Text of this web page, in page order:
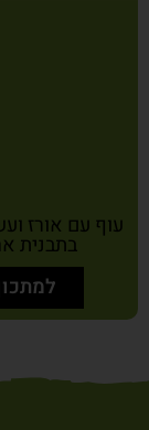
עוף עם אורז
בתבנית